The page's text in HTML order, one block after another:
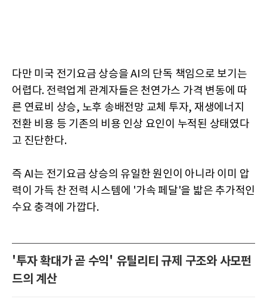
다만 미국 전기요금 상승을 AI의 단독 책임으로 보기는
어렵다. 전력업계 관계자들은 천연가스 가격 변동에 따
른 연료비 상승, 노후 송배전망 교체 투자, 재생에너지
전환 비용 등 기존의 비용 인상 요인이 누적된 상태였다
고 진단한다.
즉 AI는 전기요금 상승의 유일한 원인이 아니라 이미 압
력이 가득 찬 전력 시스템에 '가속 페달'을 밟은 추가적인
수요 충격에 가깝다.
'투자 확대가 곧 수익' 유틸리티 규제 구조와 사모펀
드의 계산